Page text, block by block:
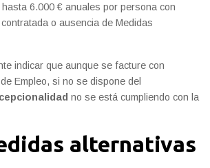
6.000 € anuales por persona con
o ausencia de Medidas
indicar que aunque se facture con
Empleo, si no se dispone del
no se está cumpliendo con la
alternativas